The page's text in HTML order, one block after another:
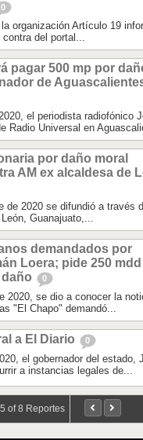
0
organización Artículo 19
del portal...
pagar 500 mp por
de
el periodista radiofónico
Radio Universal en
por daño moral
AM ex alcaldesa de
de 2020 se difundió a través
Guanajuato,...
demandados por
Loera; pide 250
0
2020, se dio a conocer la
"El Chapo" demandó...
a El Diario 0
el gobernador del estado,
a instancias legales de...
of 8 Reportes